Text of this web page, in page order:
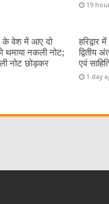
19
के वेश में आए दो
थमाया नकली नोट;
नोट छोड़कर
द्वितीय
एवं
1 day